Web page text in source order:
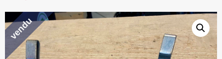
vendu